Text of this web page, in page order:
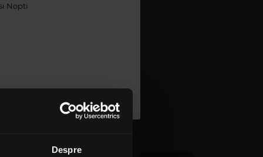
Despre
Nopti